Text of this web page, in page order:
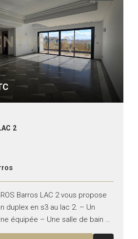
2
Barros LAC 2 vous propose
duplex en s3 au lac 2. – Un
équipée – Une salle de bain –